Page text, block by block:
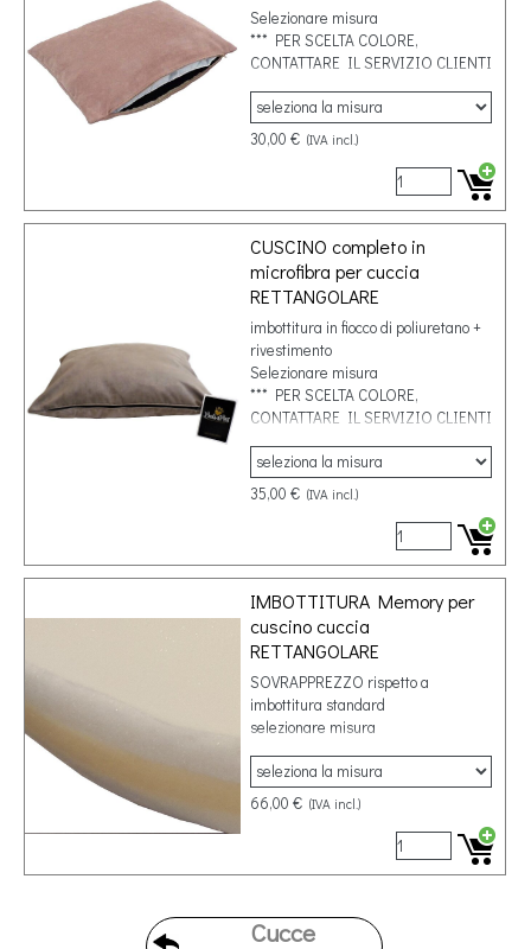
Selezionare misura
*** PER SCELTA COLORE,
CONTATTARE IL SERVIZIO CLIENTI
30,00 € (IVA incl.)
CUSCINO completo in
microfibra per cuccia
RETTANGOLARE
imbottitura in fiocco di poliuretano +
rivestimento
Selezionare misura
*** PER SCELTA COLORE,
CONTATTARE IL SERVIZIO CLIENTI
35,00 € (IVA incl.)
IMBOTTITURA Memory per
cuscino cuccia
RETTANGOLARE
SOVRAPPREZZO rispetto a
imbottitura standard
selezionare misura
66,00 € (IVA incl.)
Cucce